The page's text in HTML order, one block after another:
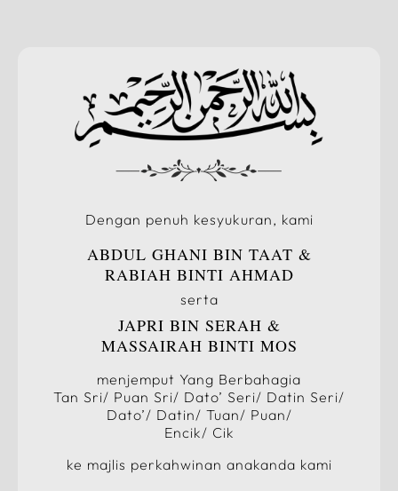
Dengan penuh kesyukuran, kami
ABDUL GHANI BIN TAAT &
RABIAH BINTI AHMAD
serta
JAPRI BIN SERAH &
MASSAIRAH BINTI MOS
menjemput Yang Berbahagia
Tan Sri/ Puan Sri/ Dato’ Seri/ Datin Seri/
Dato’/ Datin/ Tuan/ Puan/
Encik/ Cik
ke majlis perkahwinan anakanda kami